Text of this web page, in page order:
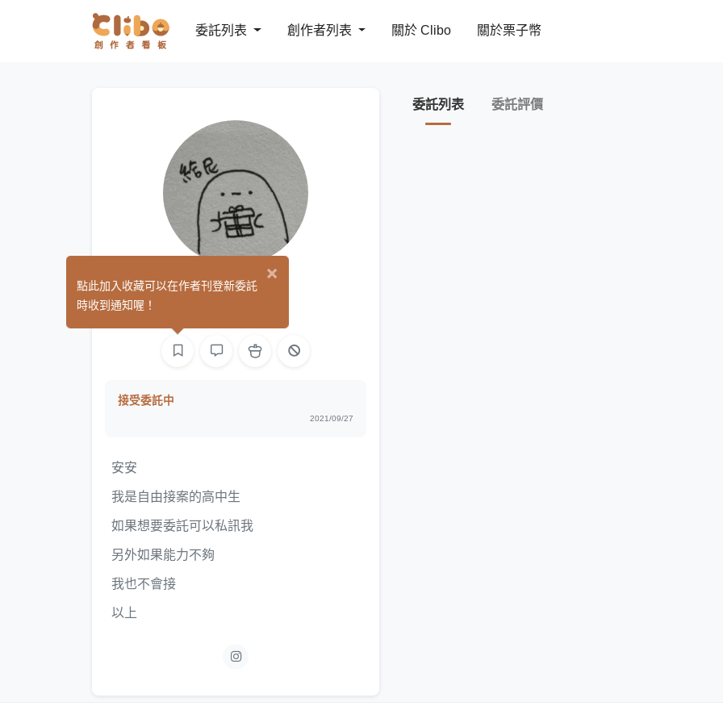
委託列表 創作者列表 關於 Clibo 關於栗子幣
鯉魚 (0)
接受委託中
2021/09/27
安安
我是自由接案的高中生
如果想要委託可以私訊我
另外如果能力不夠
我也不會接
以上
委託列表 委託評價
×
點此加入收藏可以在作者刊登新委託
時收到通知喔！